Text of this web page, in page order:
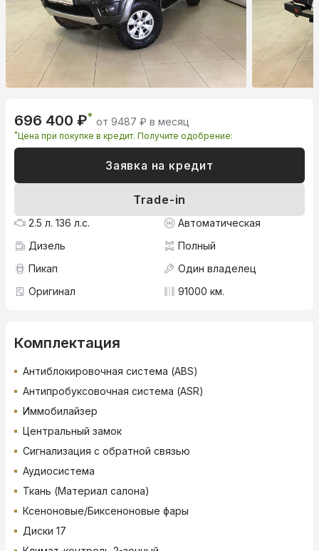
696 400 ₽* от 9487 ₽ в месяц
*Цена при покупке в кредит. Получите одобрение:
Заявка на кредит
Trade-in
2.5 л. 136 л.с.
Автоматическая
Дизель
Полный
Пикап
Один владелец
Оригинал
91000 км.
Комплектация
Антиблокировочная система (ABS)
Антипробуксовочная система (ASR)
Иммобилайзер
Центральный замок
Сигнализация с обратной связью
Аудиосистема
Ткань (Материал салона)
Ксеноновые/Биксеноновые фары
Диски 17